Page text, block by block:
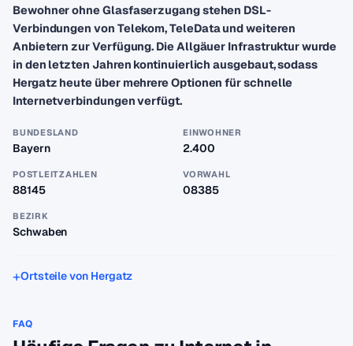
Bewohner ohne Glasfaserzugang stehen DSL-
Verbindungen von Telekom, TeleData und weiteren
Anbietern zur Verfügung. Die Allgäuer Infrastruktur wurde
in den letzten Jahren kontinuierlich ausgebaut, sodass
Hergatz heute über mehrere Optionen für schnelle
Internetverbindungen verfügt.
BUNDESLAND
Bayern
EINWOHNER
2.400
POSTLEITZAHLEN
88145
VORWAHL
08385
BEZIRK
Schwaben
Ortsteile von Hergatz
FAQ